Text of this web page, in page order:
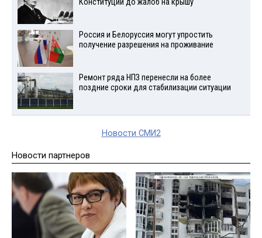
Конституции до жалоб на крышу
Россия и Белоруссия могут упростить
получение разрешения на проживание
Ремонт ряда НПЗ перенесли на более
поздние сроки для стабилизации ситуации
Новости СМИ2
Новости партнеров